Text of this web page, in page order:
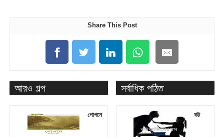
Share This Post
আরও গল্প
গোপনে
সর্বাধিক পঠিত
বউ